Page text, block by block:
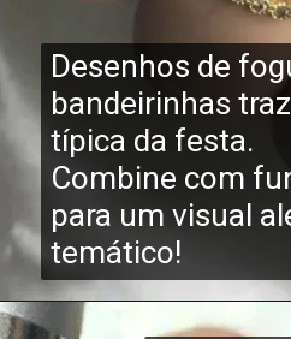
Desenhos de
bandeirinhas
típica da festa.
Combine com
para um visual
temático!